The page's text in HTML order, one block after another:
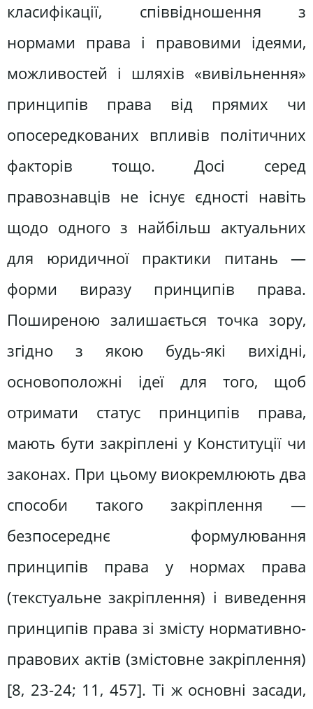
класифікації, співвідношення з
нормами права і правовими ідеями,
можливостей і шляхів «вивільнення»
принципів права від прямих чи
опосередкованих впливів політичних
факторів тощо. Досі серед
правознавців не існує єдності навіть
щодо одного з найбільш актуальних
для юридичної практики питань —
форми виразу принципів права.
Поширеною залишається точка зору,
згідно з якою будь-які вихідні,
основоположні ідеї для того, щоб
отримати статус принципів права,
мають бути закріплені у Конституції чи
законах. При цьому виокремлюють два
способи такого закріплення —
безпосереднє формулювання
принципів права у нормах права
(текстуальне закріплення) і виведення
принципів права зі змісту нормативно-
правових актів (змістовне закріплення)
[8, 23-24; 11, 457]. Ті ж основні засади,